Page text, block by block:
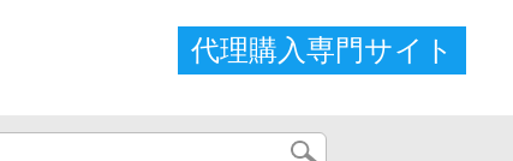
代理購入専門サイト